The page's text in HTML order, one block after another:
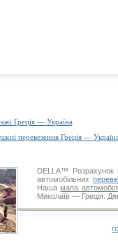
Греція — Україна
перевезення Греція —
DELLA™
Розрахунок
автомобільних
Нашамапа
Миколаїв — Греція.